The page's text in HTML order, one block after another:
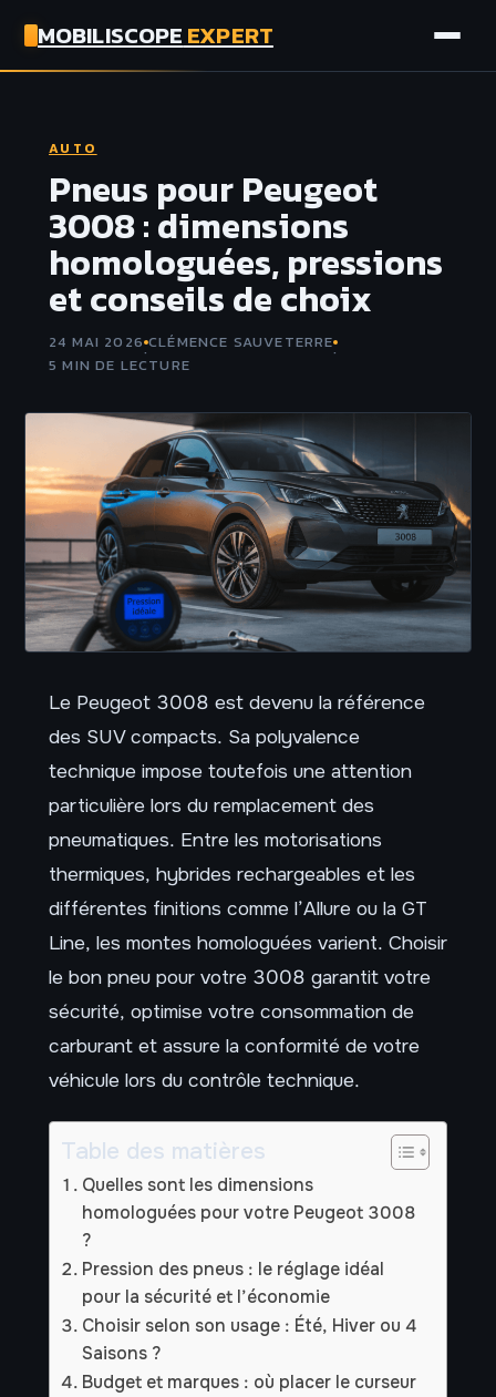
MOBILISCOPEEXPERT
ASSURANCE
AUTO
Pneus pour Peugeot
3008 : dimensions
homologuées, pressions
et conseils de choix
24 MAI 2026·CLÉMENCE SAUVETERRE·
5 MIN DE LECTURE
Le Peugeot 3008 est devenu la référence
des SUV compacts. Sa polyvalence
technique impose toutefois une attention
particulière lors du remplacement des
pneumatiques. Entre les motorisations
thermiques, hybrides rechargeables et les
différentes finitions comme l’Allure ou la GT
Line, les montes homologuées varient. Choisir
le bon pneu pour votre 3008 garantit votre
sécurité, optimise votre consommation de
carburant et assure la conformité de votre
véhicule lors du contrôle technique.
Table des matières
Quelles sont les dimensions
homologuées pour votre Peugeot 3008
?
Pression des pneus : le réglage idéal
pour la sécurité et l’économie
Choisir selon son usage : Été, Hiver ou 4
Saisons ?
Budget et marques : où placer le curseur